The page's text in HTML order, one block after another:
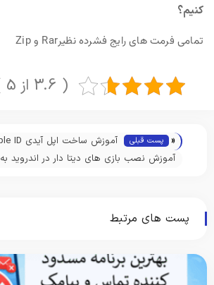
کنیم؟
تمامی فرمت های رایج فشرده نظیرRar و Zip
( 3.6 از 5 ) از 72 رای
« پست قبلی
تصویری و کامل
آموزش نصب بازی های دیتا دار در اندروید به
پست های مرتبط